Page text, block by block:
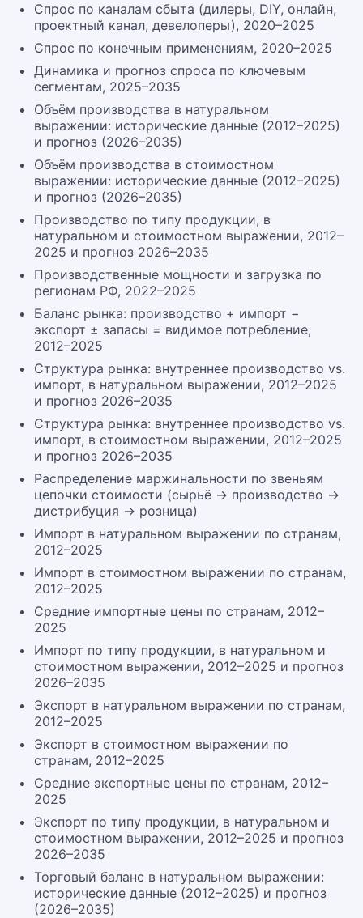
Спрос по каналам сбыта (дилеры, DIY, онлайн,
проектный канал, девелоперы), 2020–2025
Спрос по конечным применениям, 2020–2025
Динамика и прогноз спроса по ключевым
сегментам, 2025–2035
Объём производства в натуральном
выражении: исторические данные (2012–2025)
и прогноз (2026–2035)
Объём производства в стоимостном
выражении: исторические данные (2012–2025)
и прогноз (2026–2035)
Производство по типу продукции, в
натуральном и стоимостном выражении, 2012–
2025 и прогноз 2026–2035
Производственные мощности и загрузка по
регионам РФ, 2022–2025
Баланс рынка: производство + импорт −
экспорт ± запасы = видимое потребление,
2012–2025
Структура рынка: внутреннее производство vs.
импорт, в натуральном выражении, 2012–2025
и прогноз 2026–2035
Структура рынка: внутреннее производство vs.
импорт, в стоимостном выражении, 2012–2025
и прогноз 2026–2035
Распределение маржинальности по звеньям
цепочки стоимости (сырьё → производство →
дистрибуция → розница)
Импорт в натуральном выражении по странам,
2012–2025
Импорт в стоимостном выражении по странам,
2012–2025
Средние импортные цены по странам, 2012–
2025
Импорт по типу продукции, в натуральном и
стоимостном выражении, 2012–2025 и прогноз
2026–2035
Экспорт в натуральном выражении по странам,
2012–2025
Экспорт в стоимостном выражении по
странам, 2012–2025
Средние экспортные цены по странам, 2012–
2025
Экспорт по типу продукции, в натуральном и
стоимостном выражении, 2012–2025 и прогноз
2026–2035
Торговый баланс в натуральном выражении:
исторические данные (2012–2025) и прогноз
(2026–2035)